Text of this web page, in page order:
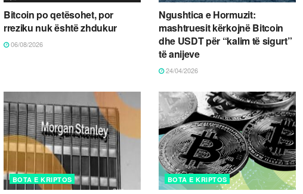
Bitcoin po qetësohet, por
rreziku nuk është zhdukur
06/08/2026
Ngushtica e Hormuzit:
mashtruesit kërkojnë Bitcoin
dhe USDT për “kalim të sigurt”
të anijeve
24/04/2026
BOTA E KRIPTOS BOTA E KRIPTOS